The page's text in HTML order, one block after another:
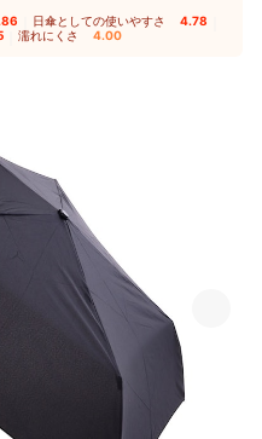
日傘としての使いやすさ 4.78
濡れにくさ 4.00